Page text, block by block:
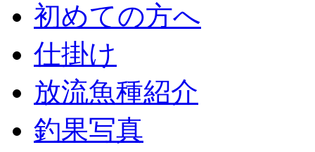
初めての方へ
仕掛け
放流魚種紹介
釣果写真